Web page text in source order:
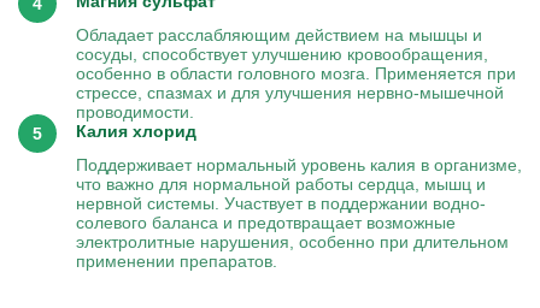
Обладает расслабляющим действием на мышцы и
сосуды, способствует улучшению кровообращения,
особенно в области головного мозга. Применяется при
стрессе, спазмах и для улучшения нервно-мышечной
проводимости.
Калия хлорид
Поддерживает нормальный уровень калия в организме,
что важно для нормальной работы сердца, мышц и
нервной системы. Участвует в поддержании водно-
солевого баланса и предотвращает возможные
электролитные нарушения, особенно при длительном
применении препаратов.